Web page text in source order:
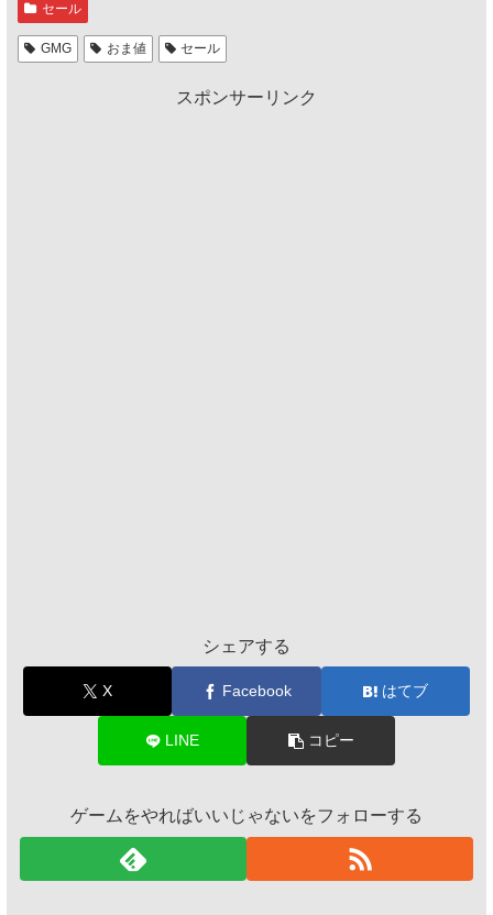
セール
GMG おま値 セール
スポンサーリンク
シェアする
X Facebook はてブ
LINE コピー
ゲームをやればいいじゃないをフォローする